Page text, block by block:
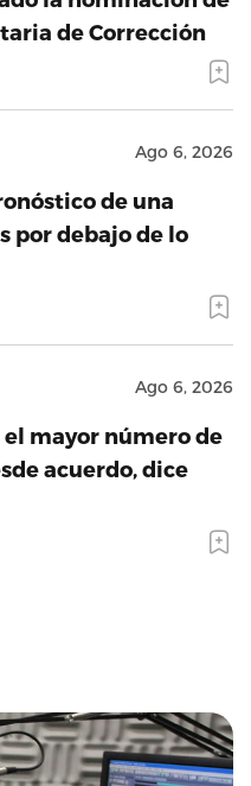
de Corrección
Ago 6, 2026
de una
por debajo de lo
Ago 6, 2026
mayor número de
acuerdo, dice